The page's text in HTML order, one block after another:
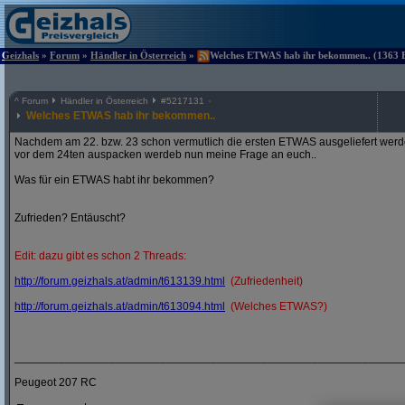
Geizhals » Forum » Händler in Österreich » Welches ETWAS hab ihr bekommen.. (1363
^ Forum Händler in Österreich #5217131
Welches ETWAS hab ihr bekommen..
Nachdem am 22. bzw. 23 schon vermutlich die ersten ETWAS ausgeliefert
vor dem 24ten auspacken werdeb nun meine Frage an euch..
Was für ein ETWAS habt ihr bekommen?
Zufrieden? Entäuscht?
Edit: dazu gibt es schon 2 Threads:
http://forum.geizhals.at/admin/t613139.html
(Zufriedenheit)
http://forum.geizhals.at/admin/t613094.html (Welches ETWAS?)
Peugeot 207 RC